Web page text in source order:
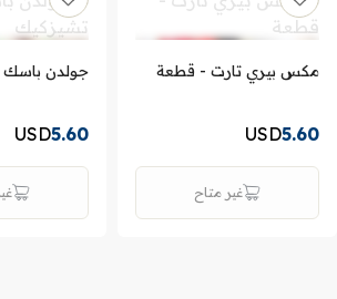
مكس بيري تارت - قطعة
5.60
USD
غير متاح
جولدن باسك
5.60
USD